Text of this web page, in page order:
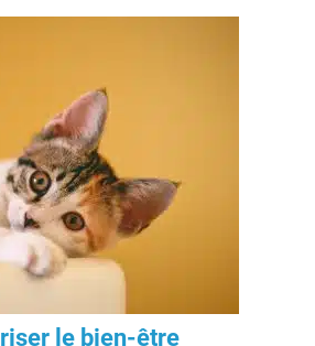
le bien-être